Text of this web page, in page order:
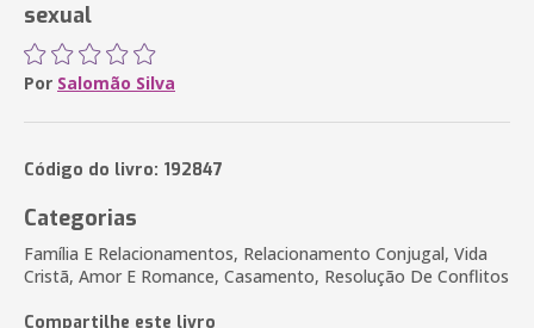
sexual
Por Salomão Silva
Código do livro: 192847
Categorias
Família E Relacionamentos, Relacionamento Conjugal, Vida
Cristã, Amor E Romance, Casamento, Resolução De Conflitos
Compartilhe este livro